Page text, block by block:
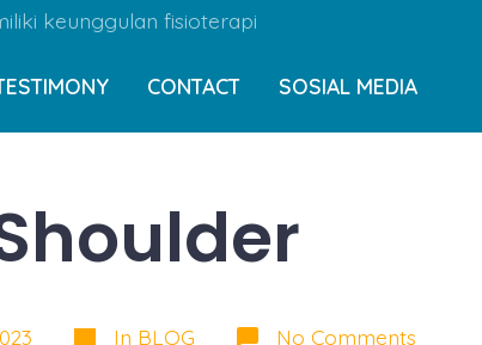
keunggulan fisioterapi
CONTACT SOSIAL MEDIA
Categories
In BLOG No Comments